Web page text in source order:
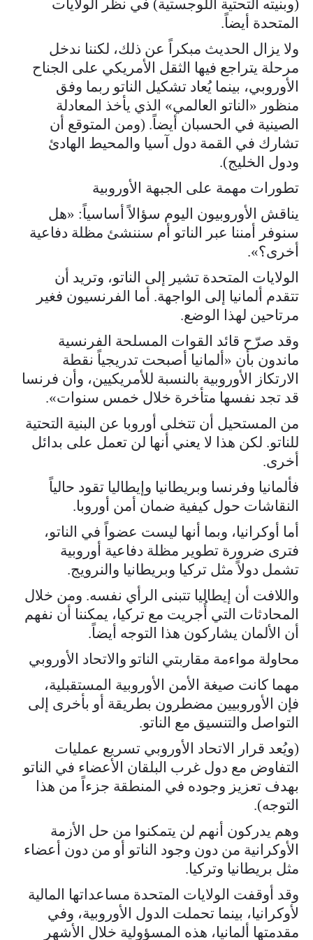
(وبنيته التحتية اللوجستية) في نظر الولايات
المتحدة أيضاً.
ولا يزال الحديث مبكراً عن ذلك، لكننا ندخل
مرحلة يتراجع فيها الثقل الأمريكي على الجناح
الأوروبي، بينما يُعاد تشكيل الناتو ربما وفق
منظور «الناتو العالمي» الذي يأخذ المعادلة
الصينية في الحسبان أيضاً. (ومن المتوقع أن
تشارك في القمة دول آسيا والمحيط الهادئ
ودول الخليج).
تطورات مهمة على الجبهة الأوروبية
يناقش الأوروبيون اليوم سؤالاً أساسياً: «هل
سنوفر أمننا عبر الناتو أم سننشئ مظلة دفاعية
أخرى؟».
الولايات المتحدة تشير إلى الناتو، وتريد أن
تتقدم ألمانيا إلى الواجهة. أما الفرنسيون فغير
مرتاحين لهذا الوضع.
وقد صرّح قائد القوات المسلحة الفرنسية
ماندون بأن «ألمانيا أصبحت تدريجياً نقطة
الارتكاز الأوروبية بالنسبة للأمريكيين، وأن فرنسا
قد تجد نفسها متأخرة خلال خمس سنوات».
من المستحيل أن تتخلى أوروبا عن البنية التحتية
للناتو. لكن هذا لا يعني أنها لن تعمل على بدائل
أخرى.
فألمانيا وفرنسا وبريطانيا وإيطاليا تقود حالياً
النقاشات حول كيفية ضمان أمن أوروبا.
أما أوكرانيا، وبما أنها ليست عضواً في الناتو،
فترى ضرورة تطوير مظلة دفاعية أوروبية
تشمل دولاً مثل تركيا وبريطانيا والنرويج.
واللافت أن إيطاليا تتبنى الرأي نفسه. ومن خلال
المحادثات التي أُجريت مع تركيا، يمكننا أن نفهم
أن الألمان يشاركون هذا التوجه أيضاً.
محاولة مواءمة مقاربتي الناتو والاتحاد الأوروبي
مهما كانت صيغة الأمن الأوروبية المستقبلية،
فإن الأوروبيين مضطرون بطريقة أو بأخرى إلى
التواصل والتنسيق مع الناتو.
(ويُعد قرار الاتحاد الأوروبي تسريع عمليات
التفاوض مع دول غرب البلقان الأعضاء في الناتو
بهدف تعزيز وجوده في المنطقة جزءاً من هذا
التوجه).
وهم يدركون أنهم لن يتمكنوا من حل الأزمة
الأوكرانية من دون وجود الناتو أو من دون أعضاء
مثل بريطانيا وتركيا.
وقد أوقفت الولايات المتحدة مساعداتها المالية
لأوكرانيا، بينما تحملت الدول الأوروبية، وفي
مقدمتها ألمانيا، هذه المسؤولية خلال الأشهر